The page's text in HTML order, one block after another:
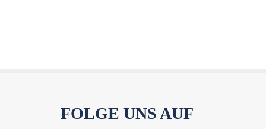
FOLGE UNS AUF